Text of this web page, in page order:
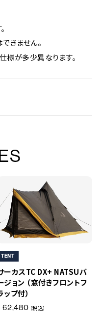
きません。
様が多少異なります。
の厚み）mm
TENT
ーカスTC DX+ NATSUバ
ジョン （窓付きフロントフ
ップ付）
62,480 （税込）